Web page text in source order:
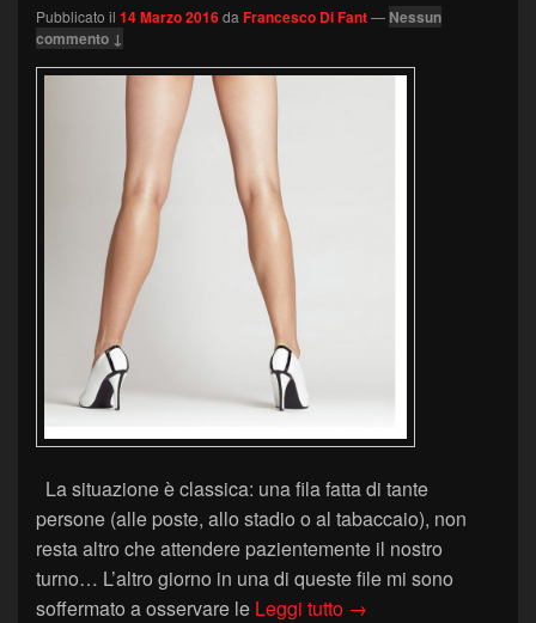
Pubblicato il 14 Marzo 2016da Francesco Di Fant— Nessun
commento ↓
La situazione è classica: una fila fatta di tante
persone (alle poste, allo stadio o al tabaccaio), non
resta altro che attendere pazientemente il nostro
turno… L’altro giorno in una di queste file mi sono
soffermato a osservare le Leggi tutto Gambe strette
→